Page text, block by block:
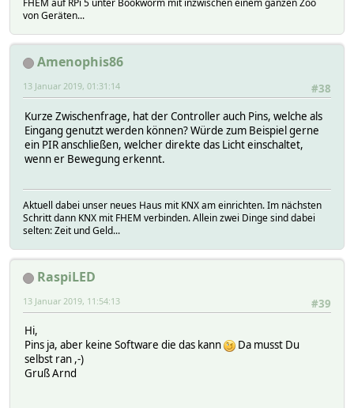
FHEM auf RPi 5 unter Bookworm mit inzwischen einem ganzen Zoo
von Geräten...
Amenophis86
#38
13 Januar 2019, 01:31:14
Kurze Zwischenfrage, hat der Controller auch Pins, welche als
Eingang genutzt werden können? Würde zum Beispiel gerne
ein PIR anschließen, welcher direkte das Licht einschaltet,
wenn er Bewegung erkennt.
Aktuell dabei unser neues Haus mit KNX am einrichten. Im nächsten
Schritt dann KNX mit FHEM verbinden. Allein zwei Dinge sind dabei
selten: Zeit und Geld...
RaspiLED
#39
13 Januar 2019, 11:54:13
Hi,
Pins ja, aber keine Software die das kann
Da musst Du
selbst ran ,-)
Gruß Arnd